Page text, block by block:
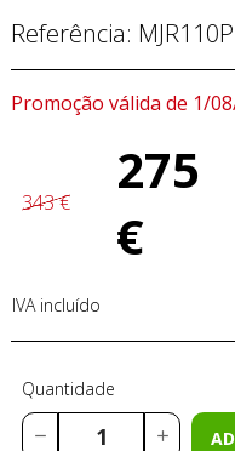
Referência:
Promoção válida de 1/
343 €
275
€
IVA incluído
Quantidade